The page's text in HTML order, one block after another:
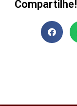
Compartilhe!